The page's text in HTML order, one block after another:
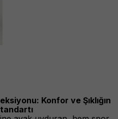
Konfor ve Şıklığın